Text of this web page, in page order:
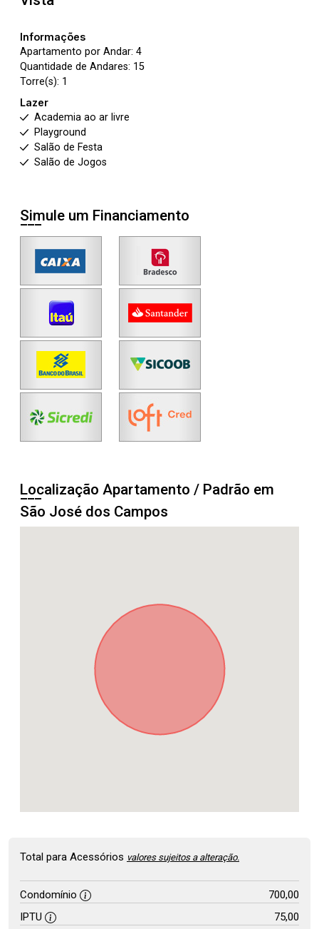
Informações
Apartamento por Andar: 4
Quantidade de Andares: 15
Torre(s): 1
Lazer
Academia ao ar livre
Playground
Salão de Festa
Salão de Jogos
Simule um Financiamento
Localização Apartamento / Padrão em
São José dos Campos
Total para Acessórios valores sujeitos a alteração.
Condomínio
700,00
IPTU
75,00